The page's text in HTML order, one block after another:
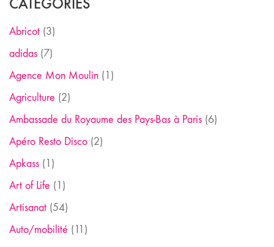
Abricot (3)
adidas (7)
Agence Mon Moulin (1)
Agriculture (2)
Ambassade du Royaume des Pays-Bas à Paris (6)
Apéro Resto Disco (2)
Apkass (1)
Art of Life (1)
Artisanat (54)
Auto/mobilité (11)